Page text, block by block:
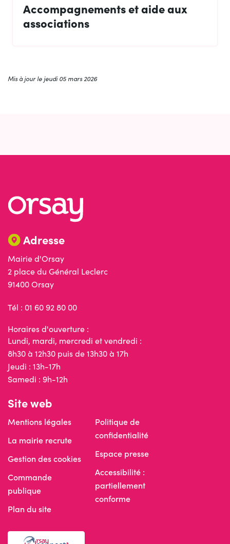
Accompagnements et aide aux
associations
Mis à jour le jeudi 05 mars 2026
Adresse
Mairie d'Orsay
2 place du Général Leclerc
91400 Orsay
Tél : 01 60 92 80 00
Horaires d'ouverture :
Lundi, mardi, mercredi et vendredi :
8h30 à 12h30 puis de 13h30 à 17h
Jeudi : 13h-17h
Samedi : 9h-12h
Site web
Mentions légales
La mairie recrute
Gestion des cookies
Commande
publique
Plan du site
Politique de
confidentialité
Espace presse
Accessibilité :
partiellement
conforme